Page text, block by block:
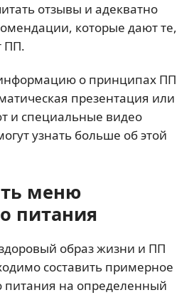
отзывы и адекватно
которые дают те,
ПП.
о принципах ПП
презентация или
и специальные видео
узнать больше об этой
меню
питания
образ жизни и ПП
составить примерное
на определенный